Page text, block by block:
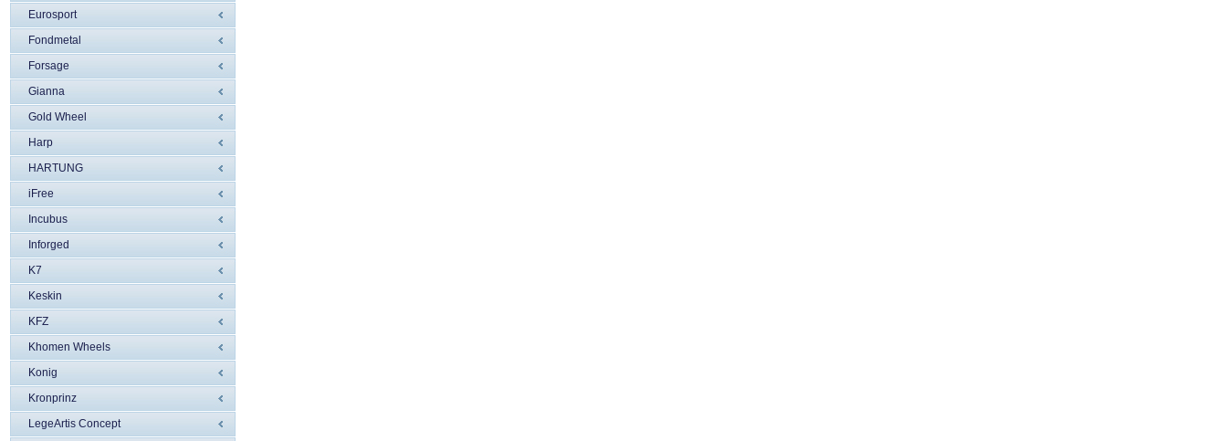
Eurosport
Fondmetal
Forsage
Gianna
Gold Wheel
Harp
HARTUNG
iFree
Incubus
Inforged
K7
Keskin
KFZ
Khomen Wheels
Konig
Kronprinz
LegeArtis Concept